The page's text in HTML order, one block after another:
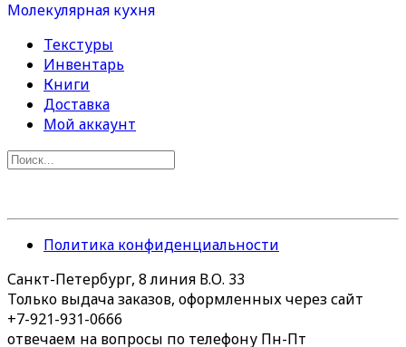
Текстуры
Инвентарь
Книги
Доставка
Мой аккаунт
Политика конфиденциальности
Санкт-Петербург, 8 линия В.О. 33
Только выдача заказов, оформленных через сайт
+7-921-931-0666
отвечаем на вопросы по телефону Пн-Пт